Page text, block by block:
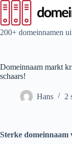
Ga
naar
de
inhoud
200+ domeinnamen
Domeinnaam markt
schaars!
Hans 2
Sterke domeinnaam